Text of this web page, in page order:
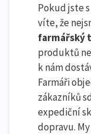
Pokud jste
víte, že
farmářský
produktů
k nám
Farmáři
zákazníků
expediční
dopravu.